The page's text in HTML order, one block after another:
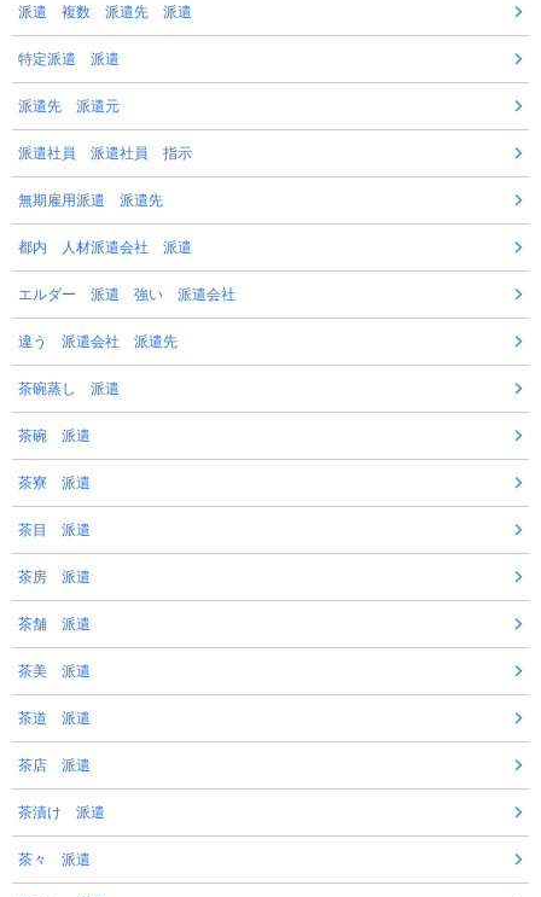
派遣 複数 派遣先 派遣
特定派遣 派遣
派遣先 派遣元
派遣社員 派遣社員 指示
無期雇用派遣 派遣先
都内 人材派遣会社 派遣
エルダー 派遣 強い 派遣会社
違う 派遣会社 派遣先
茶碗蒸し 派遣
茶碗 派遣
茶寮 派遣
茶目 派遣
茶房 派遣
茶舗 派遣
茶美 派遣
茶道 派遣
茶店 派遣
茶漬け 派遣
茶々 派遣